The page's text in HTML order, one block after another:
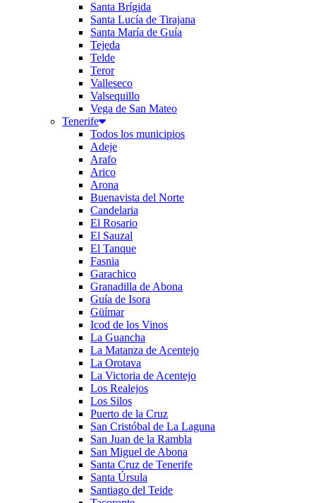
Santa Brígida
Santa Lucía de Tirajana
Santa María de Guía
Tejeda
Telde
Teror
Valleseco
Valsequillo
Vega de San Mateo
Tenerife
Todos los municipios
Adeje
Arafo
Arico
Arona
Buenavista del Norte
Candelaria
El Rosario
El Sauzal
El Tanque
Fasnia
Garachico
Granadilla de Abona
Guía de Isora
Güímar
Icod de los Vinos
La Guancha
La Matanza de Acentejo
La Orotava
La Victoria de Acentejo
Los Realejos
Los Silos
Puerto de la Cruz
San Cristóbal de La Laguna
San Juan de la Rambla
San Miguel de Abona
Santa Cruz de Tenerife
Santa Úrsula
Santiago del Teide